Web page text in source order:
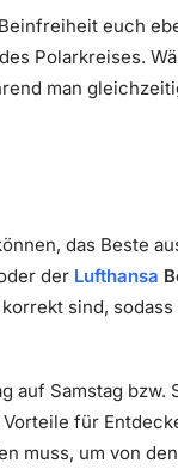
euch
Polarkreises.
man
das Beste
der Lufthansa
sind,
auf Samstag bzw.
für
muss, um von